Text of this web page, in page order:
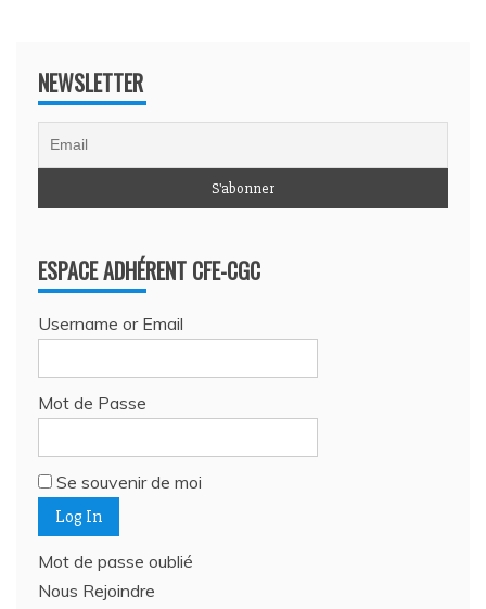
NEWSLETTER
ESPACE ADHÉRENT CFE-CGC
Username or Email
Mot de Passe
Se souvenir de moi
Mot de passe oublié
Nous Rejoindre